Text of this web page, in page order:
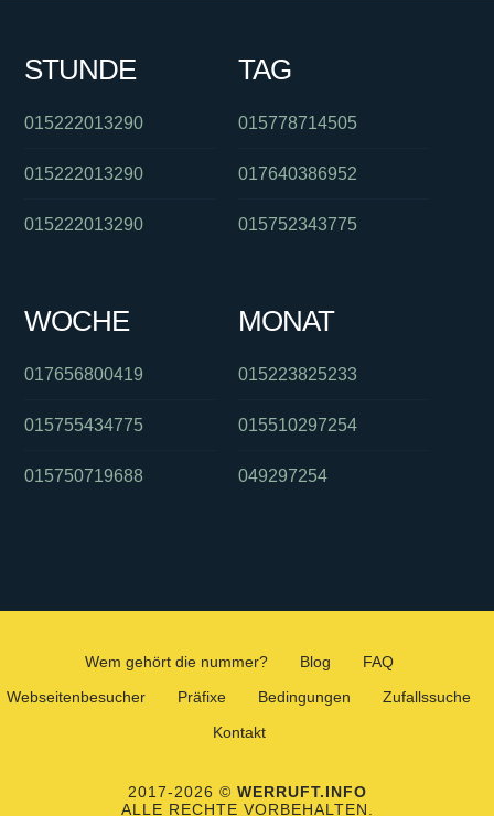
STUNDE
015222013290
015222013290
015222013290
TAG
015778714505
017640386952
015752343775
WOCHE
017656800419
015755434775
015750719688
MONAT
015223825233
015510297254
049297254
Wem gehört die nummer? Blog
FAQ
Webseitenbesucher
Präfixe Bedingungen
Zufallssuche
Kontakt
2017-2026 © WERRUFT.INFO
ALLE RECHTE VORBEHALTEN.